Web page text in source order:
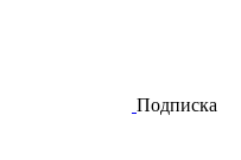
Подписка